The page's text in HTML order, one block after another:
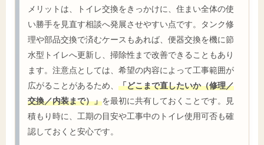
メリットは、トイレ交換をきっかけに、住まい全体の使
い勝手を見直す相談へ発展させやすい点です。タンク修
理や部品交換で済むケースもあれば、便器交換を機に節
水型トイレへ更新し、掃除性まで改善できることもあり
ます。注意点としては、希望の内容によって工事範囲が
広がることがあるため、 「どこまで直したいか（修理／
交換／内装まで）」を最初に共有しておくことです。見
積もり時に、工期の目安や工事中のトイレ使用可否も確
認しておくと安心です。